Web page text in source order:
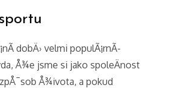
dobÄ› velmi populÃ¡rnÃ­
Å¾e jsme si jako spoleÄnost
Å¾ivota, a pokud